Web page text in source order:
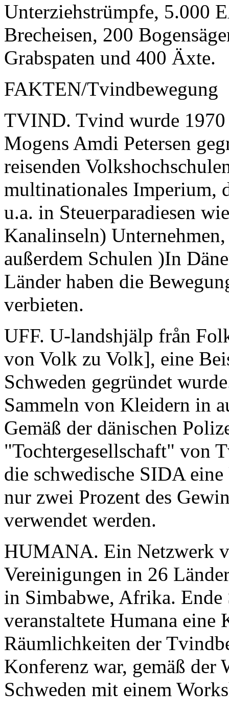
Unterziehstrümpfe, 5.000
Brecheisen, 200
Grabspaten und 400 Äxte.
FAKTEN/Tvindbewegung
TVIND. Tvind wurde
Mogens Amdi Petersen
reisenden
multinationales Imperium,
u.a. in Steuerparadiesen
Kanalinseln)
außerdem Schulen )In
Länder haben die
verbieten.
UFF. U-landshjälp från
von Volk zu Volk], eine
Schweden gegründet
Sammeln von Kleidern in
Gemäß der dänischen
"Tochtergesellschaft" von
die schwedische SIDA
nur zwei Prozent des
verwendet werden.
HUMANA. Ein Netzwerk
Vereinigungen in 26
in Simbabwe, Afrika. Ende
veranstaltete Humana
Räumlichkeiten der
Konferenz war, gemäß der
Schweden mit einem